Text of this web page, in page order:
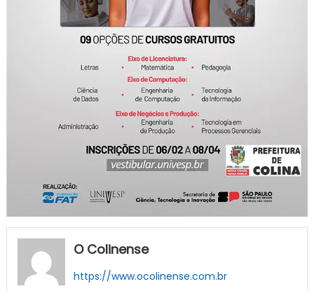
O Colinense
https://www.ocolinense.com.br